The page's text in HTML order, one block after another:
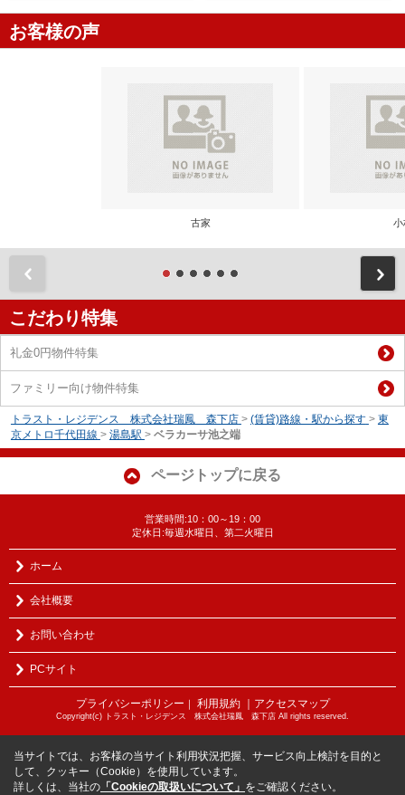
お客様の声
古家 小
こだわり特集
礼金0円物件特集
ファミリー向け物件特集
トラスト・レジデンス 株式会社瑞鳳 森下店 > (賃貸)路線・駅から探す > 東
京メトロ千代田線 > 湯島駅 > ベラカーサ池之端
ページトップに戻る
営業時間:10：00～19：00
定休日:毎週水曜日、第二火曜日
ホーム
会社概要
お問い合わせ
PCサイト
プライバシーポリシー 利用規約 ｜アクセスマップ
Copyright(c) トラスト・レジデンス 株式会社瑞鳳 森下店 All rights reserved.
当サイトでは、お客様の当サイト利用状況把握、サービス向上検討を目的と
して、クッキー（Cookie）を使用しています。
詳しくは、当社の 「Cookieの取扱いについて」 をご確認ください。